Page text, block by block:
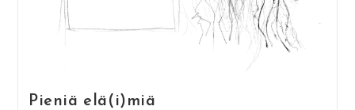
Pieniä elä(i)miä